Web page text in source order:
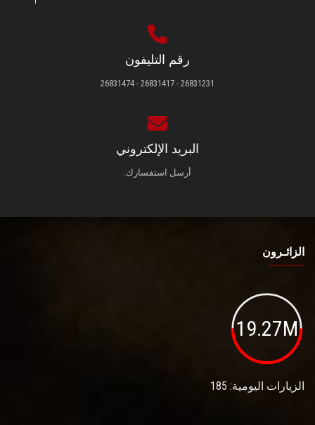
رقم التليفون
26831231 - 26831417 - 26831474
البريد الإلكتروني
أرسل استفسارك.
الزائـرون
19.27M
الزيارات اليومية: 185